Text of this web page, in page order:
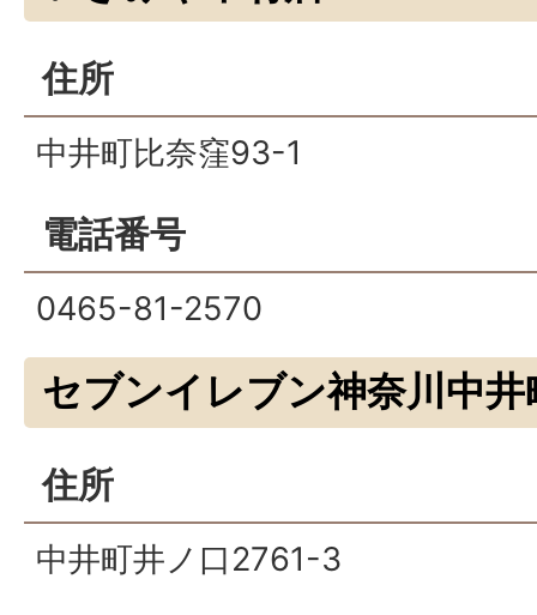
住所
中井町比奈窪93-1
電話番号
0465-81-2570
セブンイレブン神奈川中井
住所
中井町井ノ口2761-3